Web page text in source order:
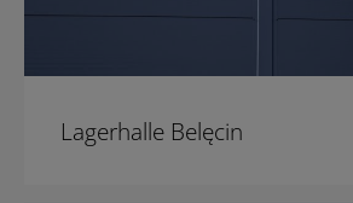
Lagerhalle Belęcin